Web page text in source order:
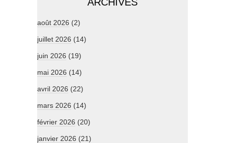
août 2026 (2)
juillet 2026 (14)
juin 2026 (19)
mai 2026 (14)
avril 2026 (22)
mars 2026 (14)
février 2026 (20)
janvier 2026 (21)